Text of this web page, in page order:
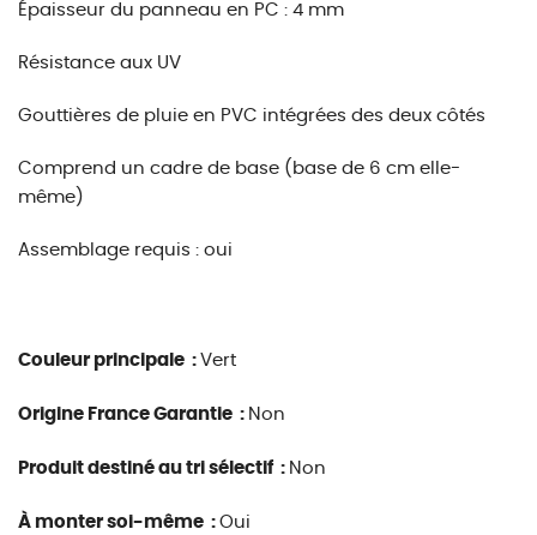
Épaisseur du panneau en PC : 4 mm
Résistance aux UV
Gouttières de pluie en PVC intégrées des deux côtés
Comprend un cadre de base (base de 6 cm elle-
même)
Assemblage requis : oui
Couleur principale : Vert
Origine France Garantie : Non
Produit destiné au tri sélectif : Non
À monter soi-même : Oui